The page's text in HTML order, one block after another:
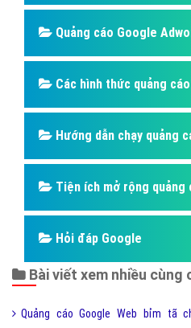
Quảng cáo Google
Các hình thức quảng
Hướng dẫn chạy quảng
Tiện ích mở rộng quảng
Hỏi đáp Google
Bài viết xem nhiều cùng
Quảng cáo Google Web bỉm tã